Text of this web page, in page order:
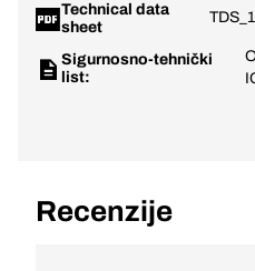
Technical data
sheet
Sigurnosno-tehnički
list:
Recenzije